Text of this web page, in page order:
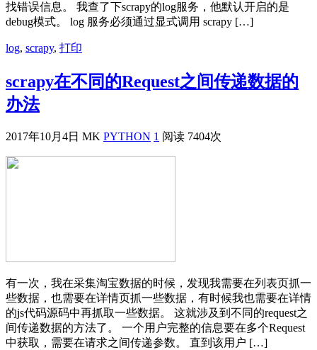
找错误信息。 我查了下scrapy的log服务，他默认开启的是
debug模式。 log 服务必须通过显式调用 scrapy […]
log, scrapy, 打印
scrapy在不同的Request之间传递数据的
办法
2017年10月4日 MK PYTHON 1 阅读 7404次
有一次，我在采集淘宝数据的时候，发现我需要在列表页抓一
些数据，也需要在详情页抓一些数据，有时候我也需要在详情
的js代码源码中再抓取一些数据。 这就涉及到不同的request之
间传递数据的方法了。 一个用户完整的信息要在多个Request
中获取，需要在请求之间传递参数。 直到该用户 […]